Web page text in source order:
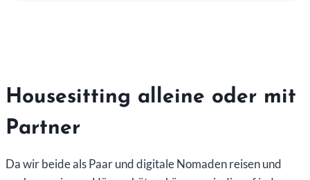
Housesitting alleine oder mit
Partner
Da wir beide als Paar und digitale Nomaden reisen und